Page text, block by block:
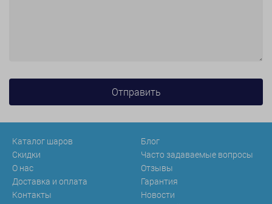
Каталог шаров
Скидки
О нас
Доставка и оплата
Контакты
Блог
Часто задаваемые вопросы
Отзывы
Гарантия
Новости